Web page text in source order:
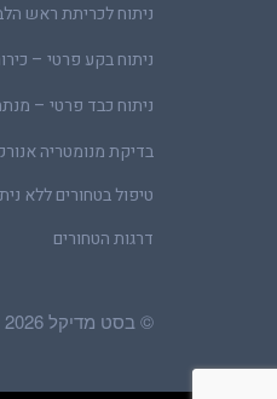
ניתוח לכריתת ראש
ניתוח בקע פרטי –
ניתוח כבד פרטי –
בדיקת מנומטריה
דרגות הטחורים
© בסט מדיקל 2026 |